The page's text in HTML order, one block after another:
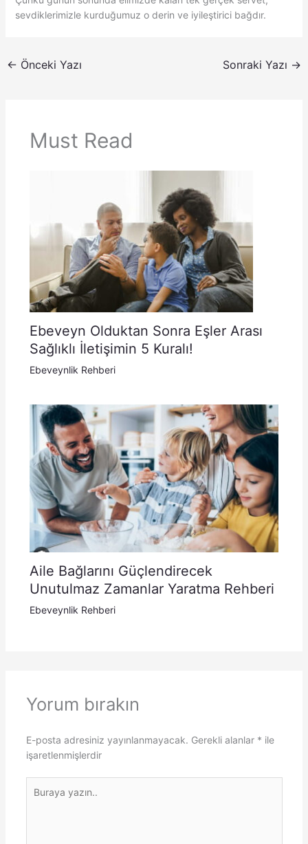
sevdiklerimizle kurduğumuz o derin ve iyileştirici bağdır.
← Önceki Yazı Sonraki Yazı →
Must Read
Ebeveyn Olduktan Sonra Eşler Arası
Sağlıklı İletişimin 5 Kuralı!
Ebeveynlik Rehberi
Aile Bağlarını Güçlendirecek
Unutulmaz Zamanlar Yaratma Rehberi
Ebeveynlik Rehberi
Yorum bırakın
E-posta adresiniz yayınlanmayacak. Gerekli alanlar * ile
işaretlenmişlerdir
yazın..